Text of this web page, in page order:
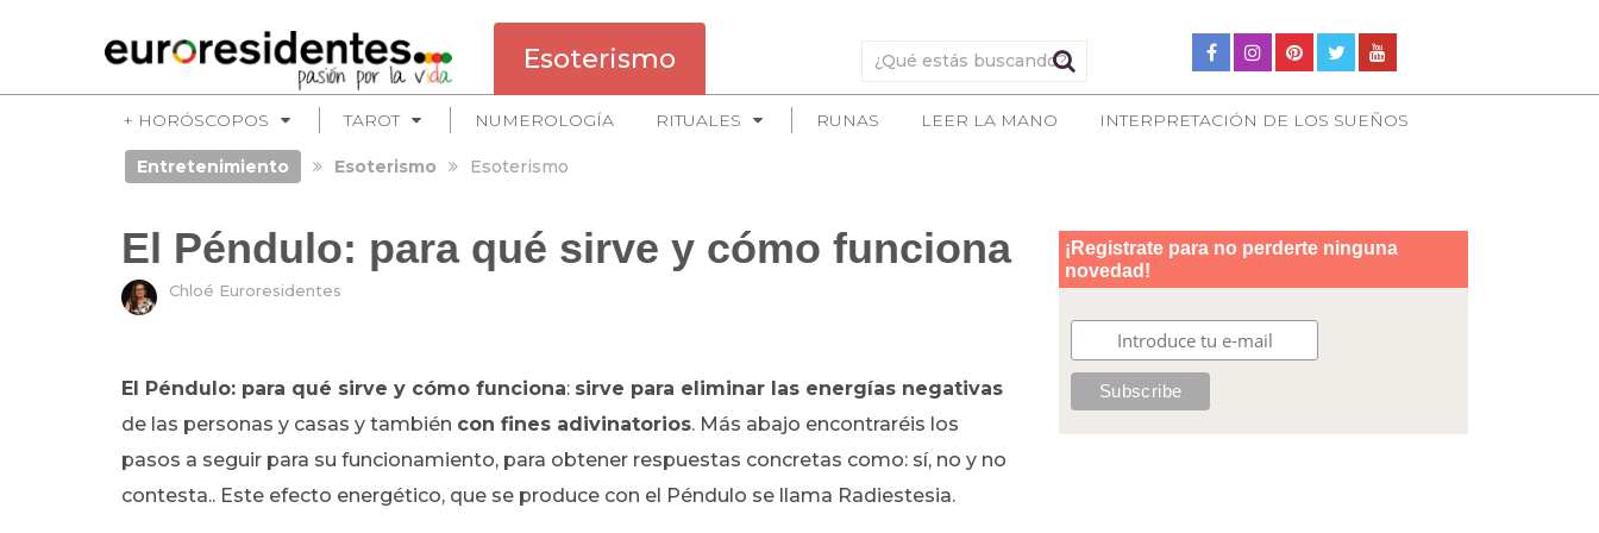
Esoterismo
+ HORÓSCOPOS TAROT NUMEROLOGÍA RITUALES RUNAS LEER LA MANO INTERPRETACIÓN DE LOS SUEÑOS
Entretenimiento Esoterismo Esoterismo
El Péndulo: para qué sirve y cómo funciona
Chloé Euroresidentes
El Péndulo: para qué sirve y cómo funciona: sirve para eliminar las energías negativas
de las personas y casas y también con fines adivinatorios. Más abajo encontraréis los
pasos a seguir para su funcionamiento, para obtener respuestas concretas como: sí, no y no
contesta.. Este efecto energético, que se produce con el Péndulo se llama Radiestesia.